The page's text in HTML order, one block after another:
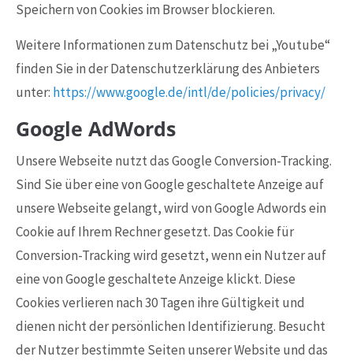
Speichern von Cookies im Browser blockieren.
Weitere Informationen zum Datenschutz bei „Youtube“
finden Sie in der Datenschutzerklärung des Anbieters
unter: https://www.google.de/intl/de/policies/privacy/
Google AdWords
Unsere Webseite nutzt das Google Conversion-Tracking.
Sind Sie über eine von Google geschaltete Anzeige auf
unsere Webseite gelangt, wird von Google Adwords ein
Cookie auf Ihrem Rechner gesetzt. Das Cookie für
Conversion-Tracking wird gesetzt, wenn ein Nutzer auf
eine von Google geschaltete Anzeige klickt. Diese
Cookies verlieren nach 30 Tagen ihre Gültigkeit und
dienen nicht der persönlichen Identifizierung. Besucht
der Nutzer bestimmte Seiten unserer Website und das